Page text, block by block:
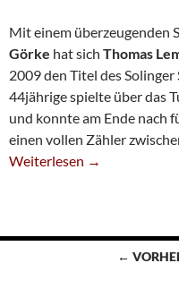
Mit einem überzeugenden
Görke hat sich Thomas
2009 den Titel des
44jährige spielte über das
und konnte am Ende nach
einen vollen Zähler
Thomas Lemanczyk Ist
Weiterlesen →
←